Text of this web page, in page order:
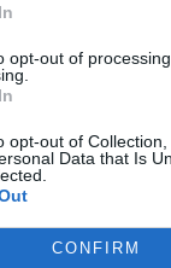
opt-out of
opt-out of
Data that Is
CONFIRM
REGIONE